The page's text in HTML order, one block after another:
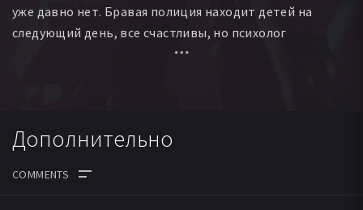
уже давно нет. Бравая полиция находит детей на
следующий день, все счастливы, но психолог
обнаруживает, что дети подвергались сексуальному
Дополнительно